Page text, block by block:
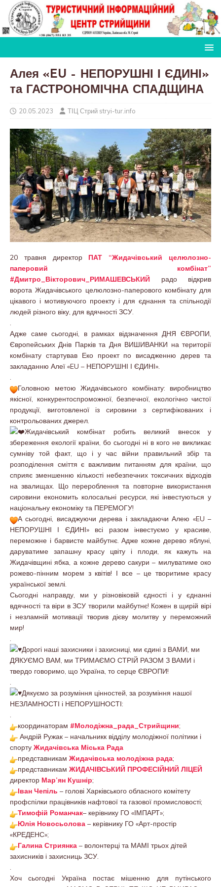
Алея «EU – НЕПОРУШНІ І ЄДИНІ»
та ГАСТРОНОМІЧНА СПАДЩИНА
20.05.2023 ТІЦ Стрий stryi-tur.info
20 травня директор ПАТ “Жидачівський целюлозно-
паперовий комбінат”
#Дмитро_Вікторович_РИМАШЕВСЬКИЙ радо відкрив
ворота Жидачівського целюлозно-паперового комбінату для
цікавого і мотивуючого проекту і для єднання та спільнодії
людей різного віку, для вдячності ЗСУ.
.
Адже саме сьогодні, в рамках відзначення ДНЯ ЄВРОПИ,
Європейських Днів Парків та Дня ВИШИВАНКИ на території
комбінату стартував Еко проект по висадженню дерев та
закладанню Алеї «EU – НЕПОРУШНІ І ЄДИНІ».
.
Головною метою Жидачівського комбінату: виробництво
якісної, конкурентоспроможної, безпечної, екологічно чистої
продукції, виготовленої із сировини з сертифікованих і
контрольованих джерел.
Жидачівський комбінат робить великий внесок у
збереження екології країни, бо сьогодні ні в кого не викликає
сумніву той факт, що і у час війни правильний збір та
розподілення сміття є важливим питанням для країни, що
сприяє зменшенню кількості небезпечних токсичних відходів
на звалищах. Що перероблення та повторне використання
сировини економить колосальні ресурси, які інвестуються у
національну економіку та ПЕРЕМОГУ!
А сьогодні, висаджуючи дерева і закладаючи Алею «EU –
НЕПОРУШНІ І ЄДИНІ» всі разом інвестуємо у красиве,
переможне і барвисте майбутнє. Адже кожне дерево яблуні,
даруватиме запашну красу цвіту і плоди, як кажуть на
Жидачівщині ябка, а кожне дерево сакури – милуватиме око
рожево-пінним морем з квітів! І все – це творитиме красу
української землі.
Сьогодні направду, ми у різновіковій єдності і у єднанні
вдячності та віри в ЗСУ творили майбутнє! Кожен в щирій вірі
і незламній мотивації творив дієву молитву у переможний
мир!
.
Дорогі наші захисники і захисниці, ми єдині з ВАМИ, ми
ДЯКУЄМО ВАМ, ми ТРИМАЄМО СТРІЙ РАЗОМ З ВАМИ і
твердо говоримо, що Україна, то серце ЄВРОПИ!
.
Дякуємо за розуміння цінностей, за розуміння нашої
НЕЗЛАМНОСТІ і НЕПОРУШНОСТІ:
.
координаторам #Молодіжна_рада_Стрийщини;
Андрій Ружак – начальникк відділу молодіжної політики і
спорту Жидачівська Міська Рада
представникам Жидачівська молодіжна рада;
представникам ЖИДАЧІВСЬКИЙ ПРОФЕСІЙНИЙ ЛІЦЕЙ
директор Мар’ян Кушнір;
Іван Чепіль – голові Харківського обласного комітету
профспілки працівників нафтової та газової промисловості;
Тимофій Романчак– керівнику ГО «ІМПАРТ»;
Юлія Новосьолова – керівнику ГО «Арт-простір
«КРЕДЕНС»;
Галина Стриянка – волонтерці та МАМІ трьох дітей
захисників і захисниць ЗСУ.
.
Хоч сьогодні Україна постає мішенню для путінського